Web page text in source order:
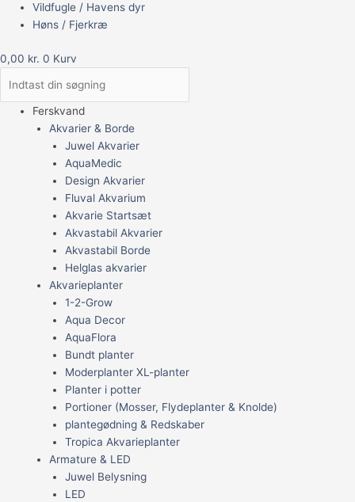
Vildfugle / Havens dyr
Høns / Fjerkræ
0,00 kr. 0 Kurv
Ferskvand
Akvarier & Borde
Juwel Akvarier
AquaMedic
Design Akvarier
Fluval Akvarium
Akvarie Startsæt
Akvastabil Akvarier
Akvastabil Borde
Helglas akvarier
Akvarieplanter
1-2-Grow
Aqua Decor
AquaFlora
Bundt planter
Moderplanter XL-planter
Planter i potter
Portioner (Mosser, Flydeplanter & Knolde)
plantegødning & Redskaber
Tropica Akvarieplanter
Armature & LED
Juwel Belysning
LED